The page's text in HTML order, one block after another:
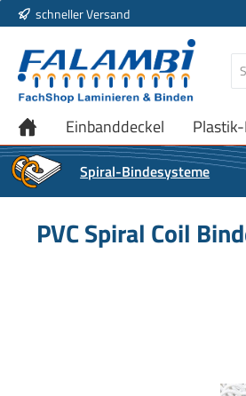
Hauptinhalt springen
Zur Suche springen
Zur Hauptnavigation springen
schneller Versand
Einbanddeckel
Spiral-Bindesysteme
PVC Spiral Coil